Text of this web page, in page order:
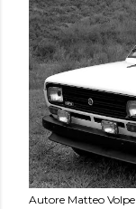
Autore Matteo Volpe